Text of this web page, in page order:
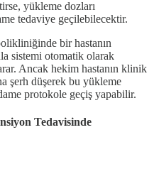
yükleme dozları
tedaviye geçilebilecektir.
bir hastanın
sistemi otomatik olarak
Ancak hekim hastanın klinik
şerh düşerek bu yükleme
protokole geçiş yapabilir.
Tedavisinde